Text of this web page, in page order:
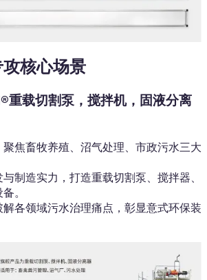
核心场景
重载切割泵，搅拌机，固液分离
焦畜牧养殖、沼气处理、市政污水三大
制造实力，打造重载切割泵、搅拌器、
。
各领域污水治理痛点，彰显意式环保装